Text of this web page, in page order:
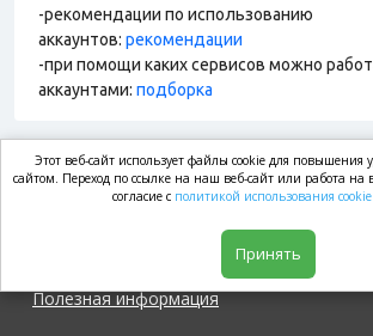
-рекомендации по использованию
аккаунтов: рекомендации
-при помощи каких сервисов можно
аккаунтами: подборка
market.com
Полезная информация
Этот веб-сайт использует файлы cookie для повышения
сайтом. Переход по ссылке на наш веб-сайт или работа на
согласие с политикой использования
Принять